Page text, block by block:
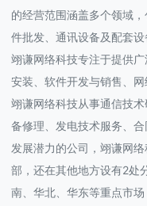
的经营范围涵盖多个领域
件批发、通讯设备及配套
翊谦网络科技专注于提供
安装、软件开发与销售、
翊谦网络科技从事通信技
备修理、发电技术服务、
发展潜力的公司，翊谦网
部，还在其他地方设有2处
南、华北、华东等重点市